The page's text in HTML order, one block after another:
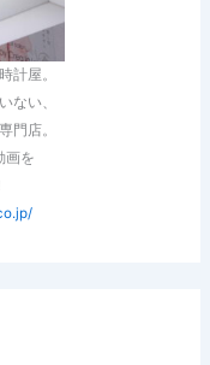
計屋。
ない、
門店。
画を